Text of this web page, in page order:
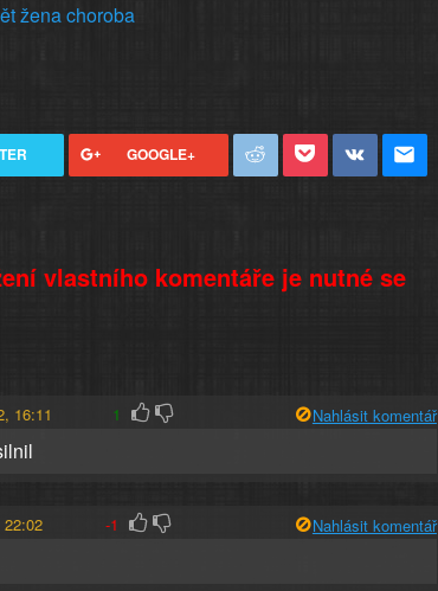
ženachoroba
GOOGLE+
vlastního komentáře je nutné se
16:11 1 Nahlásit komentář
22:02 -1 Nahlásit komentář